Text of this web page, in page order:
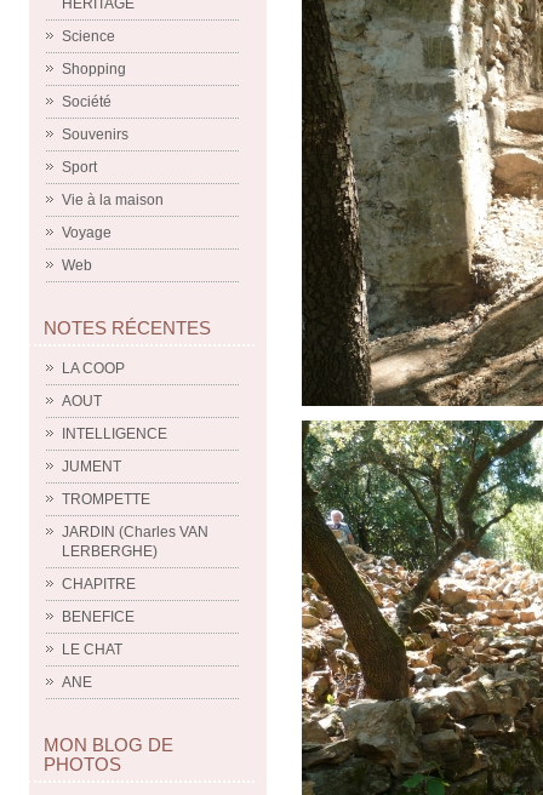
HERITAGE
Science
Shopping
Société
Souvenirs
Sport
Vie à la maison
Voyage
Web
NOTES RÉCENTES
LA COOP
AOUT
INTELLIGENCE
JUMENT
TROMPETTE
JARDIN (Charles VAN
LERBERGHE)
CHAPITRE
BENEFICE
LE CHAT
ANE
MON BLOG DE
PHOTOS